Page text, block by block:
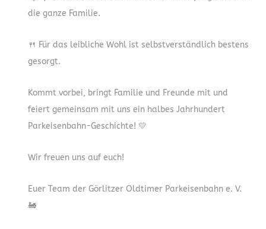
die ganze Familie.
🍴 Für das leibliche Wohl ist selbstverständlich bestens
gesorgt.
Kommt vorbei, bringt Familie und Freunde mit und
feiert gemeinsam mit uns ein halbes Jahrhundert
Parkeisenbahn-Geschichte! 💛
Wir freuen uns auf euch!
Euer Team der Görlitzer Oldtimer Parkeisenbahn e. V.
🚂